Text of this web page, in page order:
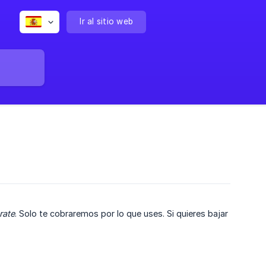
Ir al sitio web
. Solo te cobraremos por lo que uses. Si quieres bajar